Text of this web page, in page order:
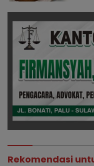
Rekomendasi